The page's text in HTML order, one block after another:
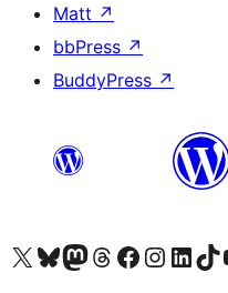
Matt ↗
bbPress ↗
BuddyPress ↗
Visita nuestra cuenta de X (anteriormente Twitter)
Visita nuestra cuenta de Bluesky
Visita nuestra cuenta de Mastodon
Visita nuestra cuenta de Threads
Visita nuestra página de
Visita nuestra cuenta
Visita nuestra
Visita